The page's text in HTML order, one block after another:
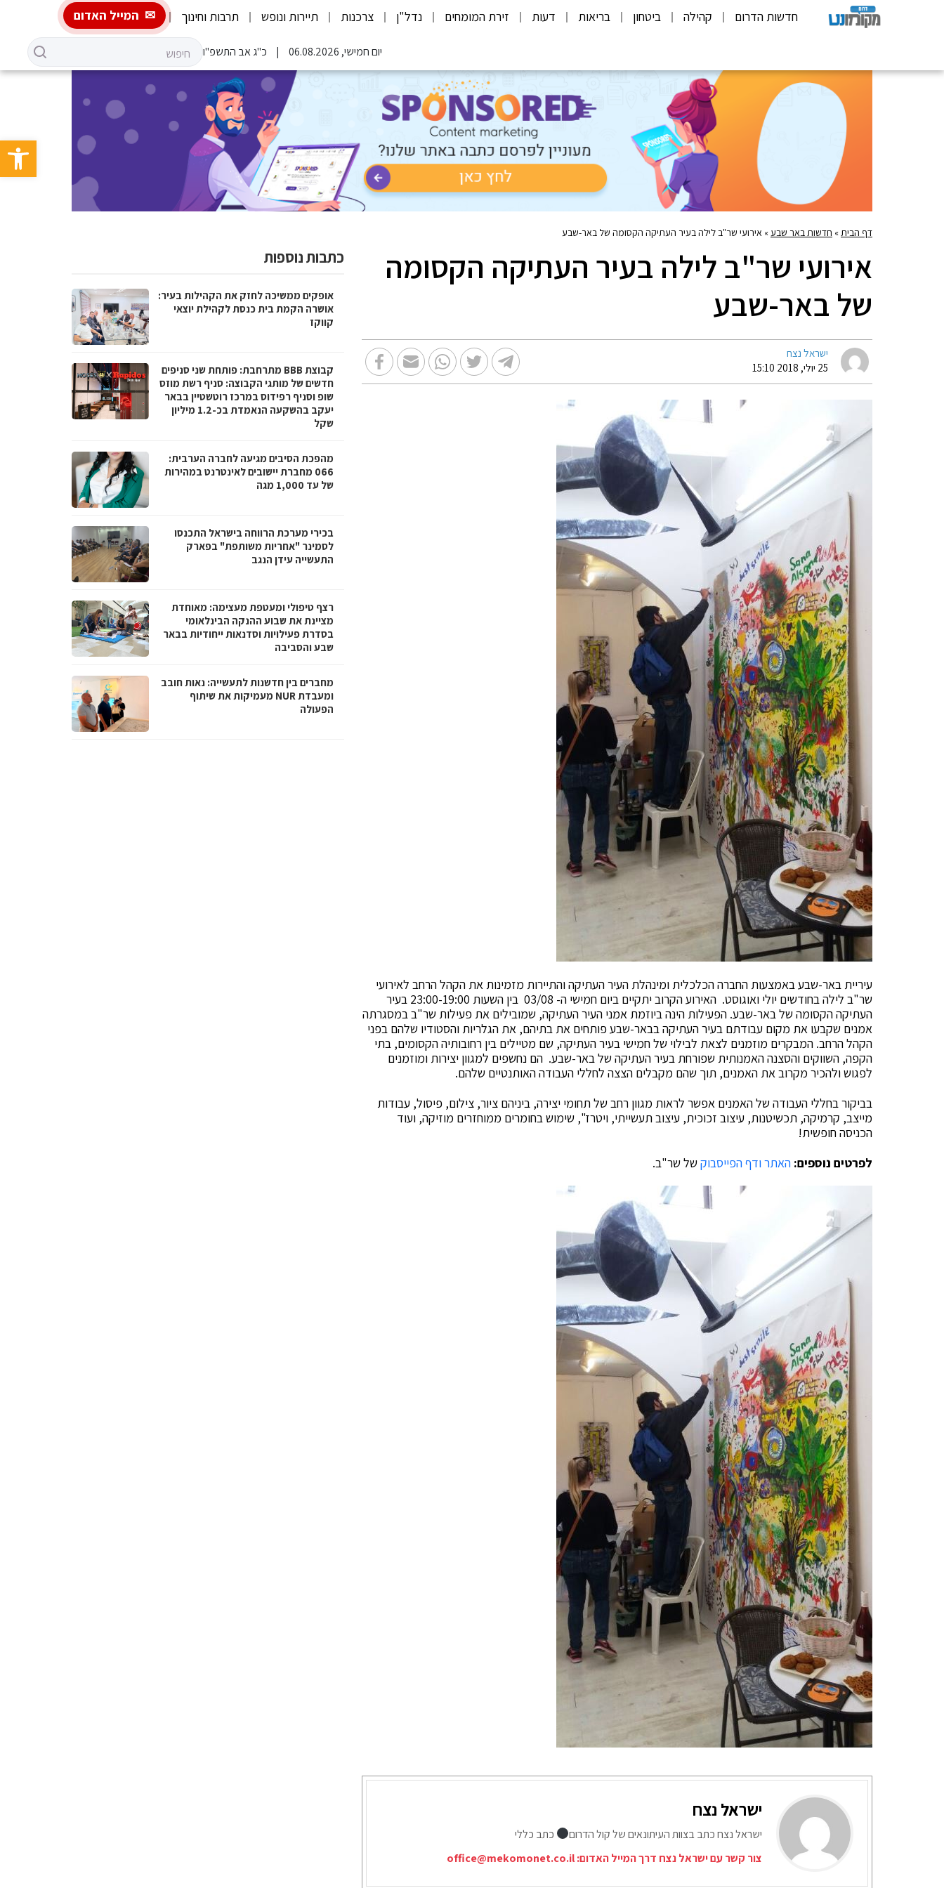
פתח
חדשות הדרום קהילה ביטחון בריאות דעות זירת המומחים נדל"ן צרכנות תיירות ונופש תרבות וחינוך המייל האדום
יום חמישי, 06.08.2026 כ"ג אב התשפ"ו
דף הבית » חדשות באר שבע » אירועי שר"ב לילה בעיר העתיקה הקסומה של באר-שבע
אירועי שר"ב לילה בעיר העתיקה הקסומה
של באר-שבע
ישראל נצח
25 יולי, 2018 15:10
עיריית באר-שבע באמצעות החברה הכלכלית ומינהלת העיר העתיקה והתיירות מזמינות את הקהל הרחב לאירועי
שר"ב לילה בחודשים יולי ואוגוסט. האירוע הקרוב יתקיים ביום חמישי ה- 03/08 בין השעות 23:00-19:00 בעיר
העתיקה הקסומה של באר-שבע. הפעילות הינה ביוזמת אמני העיר העתיקה, שמובילים את פעילות שר"ב במסגרתה
אמנים שקבעו את מקום עבודתם בעיר העתיקה בבאר-שבע פותחים את בתיהם, את הגלריות והסטודיו שלהם בפני
הקהל הרחב. המבקרים מוזמנים לצאת לבילוי של חמישי בעיר העתיקה, שם מטיילים בין רחובותיה הקסומים, בתי
הקפה, השווקים והסצנה האמנותית שפורחת בעיר העתיקה של באר-שבע. הם נחשפים למגוון יצירות ומוזמנים
לפגוש ולהכיר מקרוב את האמנים, תוך שהם מקבלים הצצה לחללי העבודה האותנטיים שלהם.
בביקור בחללי העבודה של האמנים אפשר לראות מגוון רחב של תחומי יצירה, ביניהם ציור, צילום, פיסול, עבודות
מייצב, קרמיקה, תכשיטנות, עיצוב זכוכית, עיצוב תעשייתי, ויטרז", שימוש בחומרים ממוחזרים מוזיקה, ועוד
הכניסה חופשית!
לפרטים נוספים: האתרודף הפייסבוקשל שר"ב.
ישראל נצח
ישראל נצח כתב בצוות העיתונאים של קול הדרום
כתב כללי
צור קשר עם ישראל נצח דרך המייל האדום:office@mekomonet.co.il
כתבות נוספות
אופקים ממשיכה לחזק את הקהילות בעיר:
אושרה הקמת בית כנסת לקהילת יוצאי
קווקז
קבוצת BBB מתרחבת: פותחת שני סניפים
חדשים של מותגי הקבוצה: סניף רשת מוזס
שופ וסניף רפידוס במרכז רוטשטיין בבאר
יעקב בהשקעה הנאמדת בכ-1.2 מיליון
שקל
מהפכת הסיבים מגיעה לחברה הערבית:
066 מחברת יישובים לאינטרנט במהירות
של עד 1,000 מגה
בכירי מערכת הרווחה בישראל התכנסו
לסמינר "אחריות משותפת" בפארק
התעשייה עידן הנגב
רצף טיפולי ומעטפת מעצימה: מאוחדת
מציינת את שבוע ההנקה הבינלאומי
בסדרת פעילויות וסדנאות ייחודיות בבאר
שבע והסביבה
מחברים בין חדשנות לתעשייה: נאות חובב
ומעבדת NUR מעמיקות את שיתוף
הפעולה